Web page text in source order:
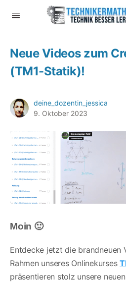
Neue Videos zum
(TM1-Statik)!
deine_dozentin_jessica
9. Oktober 2023
Moin 🙂
Entdecke jetzt die brandneuen
Rahmen unseres Onlinekurses
präsentieren stolz unsere